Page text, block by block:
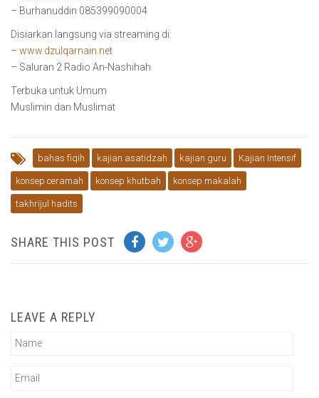
– Burhanuddin 085399090004
Disiarkan langsung via streaming di:
– www.dzulqarnain.net
– Saluran 2 Radio An-Nashihah
Terbuka untuk Umum
Muslimin dan Muslimat
bahas fiqih kajian asatidzah kajian guru Kajian Intensif
konsep ceramah konsep khutbah konsep makalah
takhrijul hadits
SHARE THIS POST
LEAVE A REPLY